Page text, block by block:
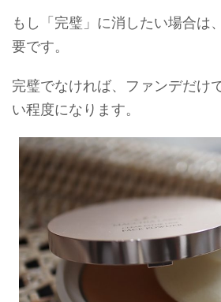
もし「完璧」に消したい場合は
要です。
完璧でなければ、ファンデだけ
い程度になります。